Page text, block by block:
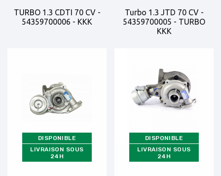
TURBO 1.3 CDTI 70 CV -
54359700006 - KKK
Turbo 1.3 JTD 70 CV -
54359700005 - TURBO
KKK
DISPONIBLE
LIVRAISON SOUS
24H
DISPONIBLE
LIVRAISON SOUS
24H